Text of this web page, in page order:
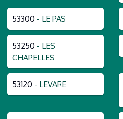
53300 - LE PAS
53250 - LES
CHAPELLES
53120 - LEVARE